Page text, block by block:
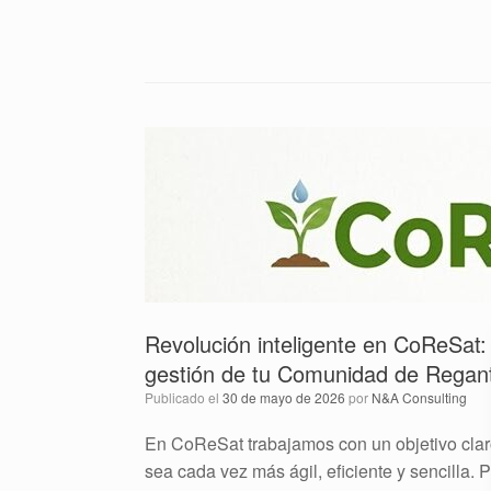
Revolución inteligente en
gestión de tu Comunidad de
Publicado el 30 de mayo de 2026 por N&A Consulting
En CoReSat trabajamos con un objetivo
sea cada vez más ágil, eficiente y sencilla.